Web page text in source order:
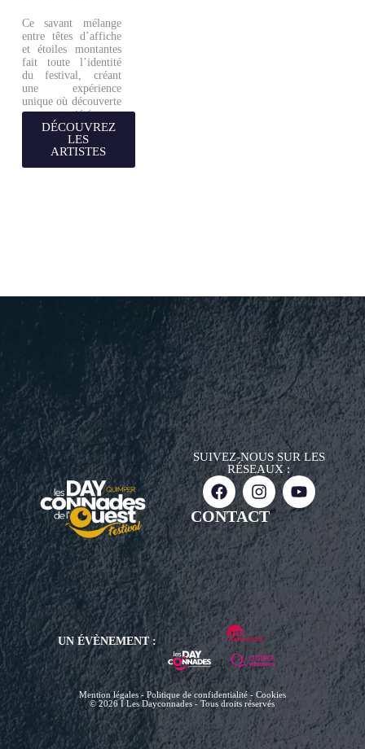
Ce savant mélange
entre têtes d’affiche
et étoiles montantes
fait toute l’identité
du festival, créant
une expérience
unique où découverte
et notoriété se
rencontrent.
DÉCOUVREZ
LES
ARTISTES
SUIVEZ-NOUS SUR LES
RÉSEAUX :
CONTACT
UN ÉVÈNEMENT :
Mention légales - Politique de confidentialité - Cookies
© 2026 I Les Dayconnades - Tous droits réservés